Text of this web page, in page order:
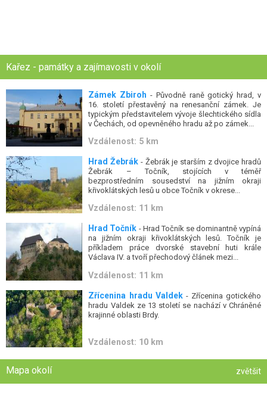
Kařez - památky a zajímavosti v okolí
Zámek Zbiroh - Původně raně gotický hrad, v
16. století přestavěný na renesanční zámek. Je
typickým představitelem vývoje šlechtického sídla
v Čechách, od opevněného hradu až po zámek...
Vzdálenost: 5 km
Hrad Žebrák - Žebrák je starším z dvojice hradů
Žebrák – Točník, stojících v téměř
bezprostředním sousedství na jižním okraji
křivoklátských lesů u obce Točník v okrese...
Vzdálenost: 11 km
Hrad Točník - Hrad Točník se dominantně vypíná
na jižním okraji křivoklátských lesů. Točník je
příkladem práce dvorské stavební huti krále
Václava IV. a tvoří přechodový článek mezi...
Vzdálenost: 11 km
Zřícenina hradu Valdek- Zřícenina gotického
hradu Valdek ze 13 století se nachází v Chráněné
krajinné oblasti Brdy.
Vzdálenost: 10 km
Mapa okolí zvětšit